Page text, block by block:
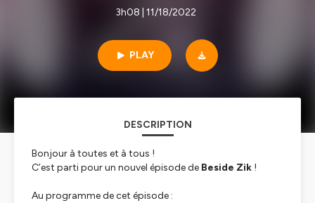
3h08 | 11/18/2022
PLAY
DESCRIPTION
Bonjour à toutes et à tous !
C’est parti pour un nouvel épisode de Beside Zik !
Au programme de cet épisode :